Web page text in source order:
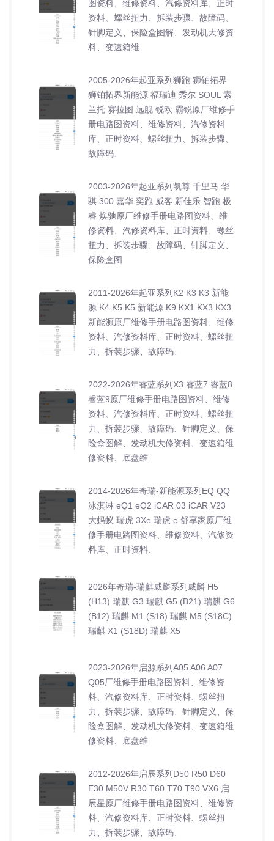
图资料、维修资料、汽修资料库、正时
资料、螺丝扭力、拆装步骤、故障码、
针脚定义、保险盒图解、发动机大修资
料、变速箱维
2005-2026年起亚系列狮跑 狮铂拓界
狮铂拓界新能源 福瑞迪 秀尔 SOUL 索
兰托 赛拉图 远舰 锐欧 霸锐原厂维修手
册电路图资料、维修资料、汽修资料
库、正时资料、螺丝扭力、拆装步骤、
故障码、
2003-2026年起亚系列凯尊 千里马 华
骐 300 嘉华 奕跑 威客 新佳乐 智跑 极
睿 焕驰原厂维修手册电路图资料、维
修资料、汽修资料库、正时资料、螺丝
扭力、拆装步骤、故障码、针脚定义、
保险盒图
2011-2026年起亚系列K2 K3 K3 新能
源 K4 K5 K5 新能源 K9 KX1 KX3 KX3
新能源原厂维修手册电路图资料、维修
资料、汽修资料库、正时资料、螺丝扭
力、拆装步骤、故障码、
2022-2026年睿蓝系列X3 睿蓝7 睿蓝8
睿蓝9原厂维修手册电路图资料、维修
资料、汽修资料库、正时资料、螺丝扭
力、拆装步骤、故障码、针脚定义、保
险盒图解、发动机大修资料、变速箱维
修资料、底盘维
2014-2026年奇瑞-新能源系列EQ QQ
冰淇淋 eQ1 eQ2 iCAR 03 iCAR V23
大蚂蚁 瑞虎 3Xe 瑞虎 e 舒享家原厂维
修手册电路图资料、维修资料、汽修资
料库、正时资料、
2026年奇瑞-瑞麒威麟系列威麟 H5
(H13) 瑞麒 G3 瑞麒 G5 (B21) 瑞麒 G6
(B12) 瑞麒 M1 (S18) 瑞麒 M5 (S18C)
瑞麒 X1 (S18D) 瑞麒 X5
2023-2026年启源系列A05 A06 A07
Q05厂维修手册电路图资料、维修资
料、汽修资料库、正时资料、螺丝扭
力、拆装步骤、故障码、针脚定义、保
险盒图解、发动机大修资料、变速箱维
修资料、底盘维
2012-2026年启辰系列D50 R50 D60
E30 M50V R30 T60 T70 T90 VX6 启
辰星原厂维修手册电路图资料、维修资
料、汽修资料库、正时资料、螺丝扭
力、拆装步骤、故障码、